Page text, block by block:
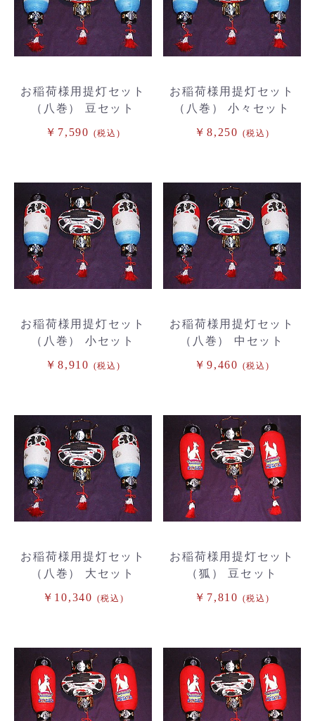
お稲荷様用提灯セット
（八巻） 豆セット
￥7,590 (税込)
お稲荷様用提灯セット
（八巻） 小々セット
￥8,250 (税込)
お稲荷様用提灯セット
（八巻） 小セット
￥8,910 (税込)
お稲荷様用提灯セット
（八巻） 中セット
￥9,460 (税込)
お稲荷様用提灯セット
（八巻） 大セット
￥10,340 (税込)
お稲荷様用提灯セット
（狐） 豆セット
￥7,810 (税込)